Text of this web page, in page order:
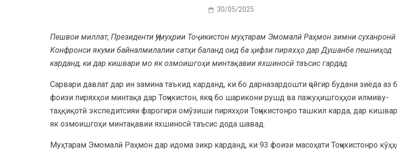
30/05/2025
Пешвои миллат, Президенти Ҷумуҳрии Тоҷикистон муҳтарам Эмомалӣ Раҳмон зимни суханронӣ
Конфронси якуми байналмилалии сатҳи баланд оид ба ҳифзи пиряхҳо дар Душанбе пешниҳод
карданд, ки дар кишвари мо як озмоишгоҳи минтақавии яхшиносӣ таъсис гардад.
Сарвари давлат дар ин замина таъкид карданд, ки бо дарназардошти ҷойгир будани зиёда аз
фоизи пиряхҳои минтақа дар Тоҷикистон, якҷо бо шарикони рушд ва пажуҳишгоҳҳои илмиву-
таҳқиқотӣ экспедитсияи фарогири омӯзиши пиряхҳои Тоҷикистонро ташкил карда, дар
як озмоишгоҳи минтақавии яхшиносӣ таъсис дода шавад.
Муҳтарам Эмомалӣ Раҳмон дар идома зикр карданд, ки 93 фоизи масоҳати Тоҷикистонро